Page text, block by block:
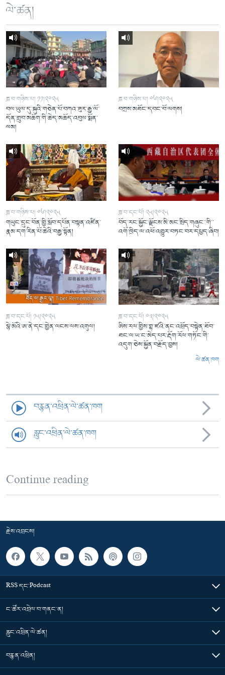
ལེ་ཚན།
ཟླ་བ་གཉིས་པ། ༡༡།༢༠༢༥
བལ་ཡུལ་དུ་སྐུའི་གཅེན་པོ་བཀའ་ཟུར་རྒྱ་ལོ་
དོན་གྲུབ་མཆོག་གི་ཆེད་མཆོད་འབུལ་སྨོན་
ལམ།
ཟླ་བ་གཉིས་པ། ༠༦།༢༠༢༥
བཀྲས་མཐོང་དབང་བོ་ལགས།
ཟླ་བ་གཉིས་པ། ༠༦།༢༠༢༥
གཡུང་དྲུང་བོན་གྱི་སློབ་དཔོན་བསྟན་འཛིན་
རྣམ་དག་རིན་པོ་ཆེའི་བརྒྱ་སྟོན།
ཟླ་བ་དང་པོ། ༢༥།༢༠༢༥
བོད་རང་སྐྱོང་ལྗོངས་མི་མང་སྲིད་གཞུང་་གི་་
འགོ་ཁྲིད་ལ་འཕོ་འགྱུར་བཏང་བར་དཔྱད་ཞིབ།
ཟླ་བ་དང་པོ། ༡༥།༢༠༢༥
སྙེ་མོའི་ཨ་ནེ་དང་གྱེན་ལངས་ལས་འགུལ།
ཟླ་བ་དང་པོ། ༠༣།༢༠༢༥
ཨིས་རལ་གྱིས་གྷ་ཛའི་ནང་འཕྲོད་བསྟེན་ཐོབ་
ཐང་ལ་ཡ་ང་མེད་པར་རྡོག་རོལ་གཏོང་གི་
འདུག་ཅེས་སྐྱོན་བརྗོད་བྱས།
ལེ་ཚན་ཁག
བརྙན་འཕྲིན་ལེ་ཚན་ཁག
རླུང་འཕྲིན་ལེ་ཚན་ཁག
Continue reading
རྗེས་འབྲངས།
RSS དང་Podcast
ང་ཚོར་འབྲེལ་བ་གནང་ན།
རླུང་འཕྲིན་ལེ་ཚན།
བརྙན་འཕྲིན།